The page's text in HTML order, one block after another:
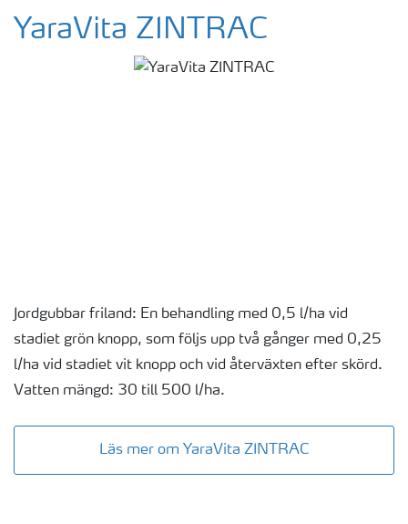
YaraVita ZINTRAC
Jordgubbar friland: En behandling med 0,5 l/ha vid
stadiet grön knopp, som följs upp två gånger med 0,25
l/ha vid stadiet vit knopp och vid återväxten efter skörd.
Vatten mängd: 30 till 500 l/ha.
Läs mer om YaraVita ZINTRAC